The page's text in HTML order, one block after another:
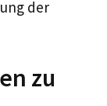
der
zu